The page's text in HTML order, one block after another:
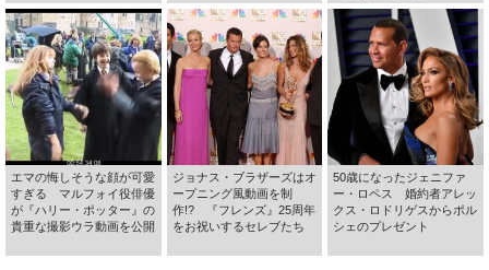
エマの悔しそうな顔が可愛
すぎる マルフォイ役俳優
が『ハリー・ポッター』の
貴重な撮影ウラ動画を公開
ジョナス・ブラザーズはオ
ープニング風動画を制
作!? 『フレンズ』25周年
をお祝いするセレブたち
50歳になったジェニファ
ー・ロペス 婚約者アレッ
クス・ロドリゲスからポル
シェのプレゼント